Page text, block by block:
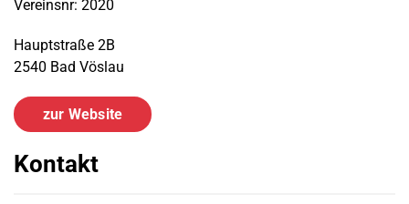
Vereinsnr: 2020
Hauptstraße 2B
2540 Bad Vöslau
zur Website
Kontakt